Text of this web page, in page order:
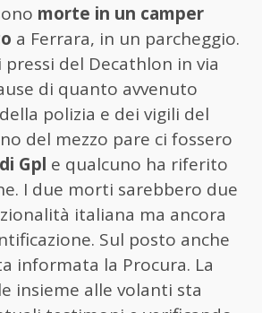
morte in un camper
a Ferrara, in un parcheggio.
pressi del Decathlon in via
di quanto avvenuto
polizia e dei vigili del
del mezzo pare ci fossero
Gpl e qualcuno ha riferito
I due morti sarebbero due
italiana ma ancora
Sul posto anche
informata la Procura. La
insieme alle volanti sta